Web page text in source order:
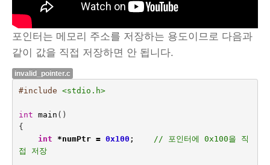
포인터는 메모리 주소를 저장하는 용도이므로 다음과
같이 값을 직접 저장하면 안 됩니다.
invalid_pointer.c
#include <stdio.h>
int main ()
{
int
*numPtr = 0x100 ; // 포인터에 0x100을 직
접 저장